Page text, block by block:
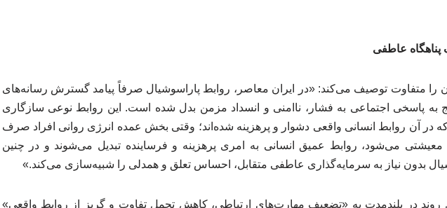
پناهگاه عاطفی
را متفاوت توصیف می‌کند: «در ایران معاصر، روابط پاراسوشیال صرفاً پیامد گسترش رسانه‌های
به پاسخی اجتماعی به فشار، ناامنی و انسداد مزمن بدل شده است. این روابط نوعی سازگاری
در آن روابط انسانی واقعی دشوار و پرهزینه شده‌اند؛ وقتی بخش عمده انرژی روانی افراد صرف
می‌شود، روابط عمیق انسانی به امری پرهزینه و فرساینده تبدیل می‌شوند و در چنین
بدون نیاز به سرمایه‌گذاری عاطفی متقابل، احساس تعلق و همدلی را شبیه‌سازی می‌کند.»
روند در بلندمدت به «تضعیف مهارت‌های ارتباطی، کاهش تحمل تفاوت و گریز از روابط واقعی»